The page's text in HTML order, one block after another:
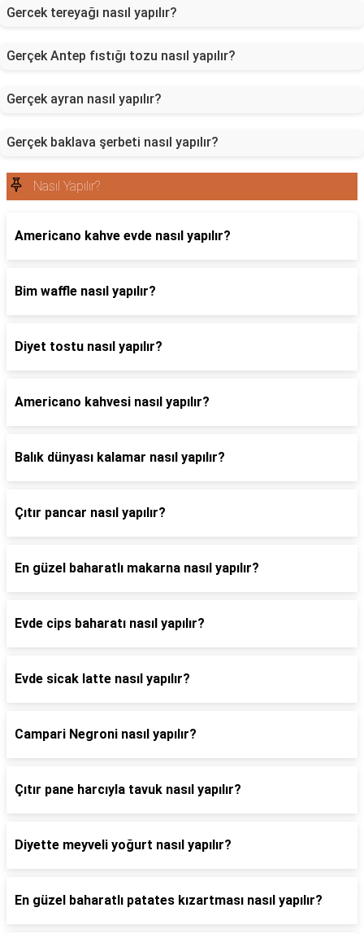
Gercek tereyağı nasıl yapılır?
Gerçek Antep fıstığı tozu nasıl yapılır?
Gerçek ayran nasıl yapılır?
Gerçek baklava şerbeti nasıl yapılır?
Nasıl Yapılır?
Americano kahve evde nasıl yapılır?
Bim waffle nasıl yapılır?
Diyet tostu nasıl yapılır?
Americano kahvesi nasıl yapılır?
Balık dünyası kalamar nasıl yapılır?
Çıtır pancar nasıl yapılır?
En güzel baharatlı makarna nasıl yapılır?
Evde cips baharatı nasıl yapılır?
Evde sicak latte nasıl yapılır?
Campari Negroni nasıl yapılır?
Çıtır pane harcıyla tavuk nasıl yapılır?
Diyette meyveli yoğurt nasıl yapılır?
En güzel baharatlı patates kızartması nasıl yapılır?